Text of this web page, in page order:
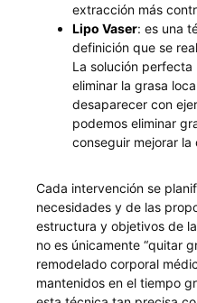
extracción más
Lipo Vaser: es una
definición que se
La solución
eliminar la grasa
desaparecer con
podemos eliminar
conseguir mejorar la
Cada intervención se
necesidades y de las
estructura y objetivos de
no es únicamente “quitar
remodelado corporal
mantenidos en el tiempo